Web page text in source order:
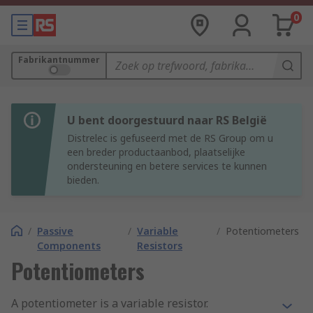
0
Fabrikantnummer
U bent doorgestuurd naar RS België
Distrelec is gefuseerd met de RS Group om u
een breder productaanbod, plaatselijke
ondersteuning en betere services te kunnen
bieden.
/ Passive
Components
/ Variable
Resistors
/ Potentiometers
Potentiometers
A potentiometer is a variable resistor.